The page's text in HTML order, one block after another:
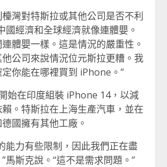
灣對特斯拉或其他公司是否不利
國經濟和全球經濟就像連體嬰。
體嬰一樣。這是情況的嚴重性。
公司來說情況位元斯拉更糟。我
你能在哪裡買到 iPhone。”
始在印度組裝 iPhone 14，以減
。特斯拉在上海生產汽車，並在
國擁有其他工廠。
能力有些限制，因此我們正在盡
馬斯克說。“這不是需求問題。”